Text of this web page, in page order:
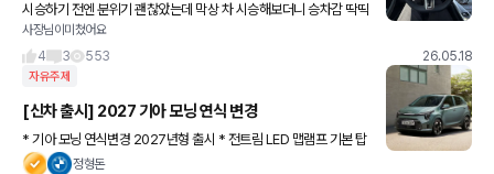
시승하기 전엔 분위기 괜찮았는데 막상 차 시승해보더니 승차감 딱딱
하다고 승인 반려.. 저는 승차감 충분히 괜찮던데 운전석과 조수석, 뒷
사장님이미쳤어요
4
3 553 26.05.18
자유주제
[신차 출시] 2027 기아 모닝 연식 변경
* 기아 모닝 연식변경 2027년형 출시 * 전트림 LED 맵램프 기본 탑
재 * 승용 모델, 운전선 무릎 에어백 기본 * 시그니처 -> 10.25인치
정형돈